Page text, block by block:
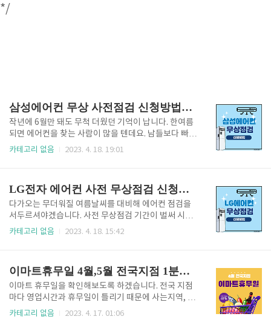
*/
삼성에어컨 무상 사전점검 신청방법과 신청기간
작년에 6월만 돼도 무척 더웠던 기억이 납니다. 한여름
되면 에어컨을 찾는 사람이 많을 텐데요. 남들보다 빠르
게 삼성 에어컨 무상점검 받을수 있도록 신청방법을 안
상승하고 에어컨 없이는 여름을 버티기가 힘이 듭니다.
요즘 가정에서 사용하는 에어컨 대부분이 인버터 방식
으로 제작되어 있습니다. 예전처럼 전기세가 많이 나오
지 않기 때문에 가정에서도 부담 없이 사용하실 수 있습
니다. 올여름에도 엄청나게 사용할 에어컨을 그대로 사
도록 확인해 드리겠습니다. 삼..
카테고리 없음 2023. 4. 18. 19:01
LG전자 에어컨 사전 무상점검 신청방법
다가오는 무더워질 여름날씨를 대비해 에어컨 점검을
서두르셔야겠습니다. 사전 무상점검 기간이 벌써 시작
되어서 부지런한 분들은 접수를 하셨을 텐데요. LG전자
시는데요. 무상점검 기간은 3월8일부터 5월 31일까지
입니다. LG에어컨 무상점검 내용과 신청방법에 대해 알
아보겠습니다. 바쁘신 분들은 " LG 에어컨 무상점검 신
청" 버튼을 눌러주세요 무상점검 신청방법 LG에어컨
무상점검 서비스 신청방법을 확인해 보겠습니다. 온라
카테고리 없음 2023. 4. 18. 15:42
이마트휴무일 4월,5월 전국지점 1분만에찾기
이마트 휴무일을 확인해보도록 하겠습니다. 전국 지점
마다 영업시간과 휴무일이 틀리기 때문에 사는지역, 방
문원하시는 지역의 이마트 휴무일과 매달 이마트 휴무
카테고리 없음 2023. 4. 17. 01:06